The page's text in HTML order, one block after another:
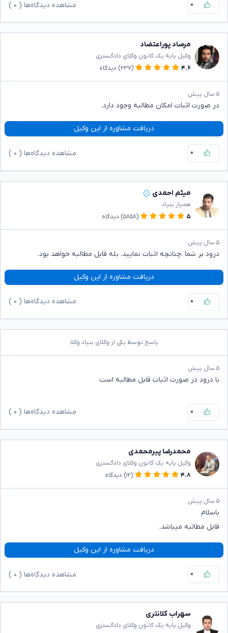
۰ مشاهده دیدگاه‌ها ( ۰
مرصاد پوراعتضاد
وکیل پایه یک کانون وکلای دادگستری
۴.۶
(۲۳۷) دیدگاه
۵ سال پیش
در صورت اثبات امکان مطالبه وجود دارد.
دریافت مشاوره از این وکیل
۰ مشاهده دیدگاه‌ها ( ۰
میثم احمدی
همیار بنیاد
۵
(۵۸۵۸) دیدگاه
۵ سال پیش
درود بر شما ،چنانچه اثبات نمایید، بله قابل مطالبه خواهد بود.
دریافت مشاوره از این وکیل
۰ مشاهده دیدگاه‌ها ( ۰
پاسخ توسط یکی از وکلای بنیاد وکلا
۵ سال پیش
با درود در صورت اثبات قابل مطالبه است
۰ مشاهده دیدگاه‌ها ( ۰
محمدرضا پیرمحمدی
وکیل پایه یک کانون وکلای دادگستری
۴.۸
(۱۲) دیدگاه
۵ سال پیش
باسلام
قابل مطالبه میباشد.
دریافت مشاوره از این وکیل
۰ مشاهده دیدگاه‌ها ( ۰
سهراب کلانتری
وکیل پایه یک کانون وکلای دادگستری